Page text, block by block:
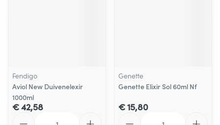
Fendigo
Aviol New Duivenelexir
1000ml
€ 42,58
Genette
Genette Elixir Sol 60ml Nf
€ 15,80